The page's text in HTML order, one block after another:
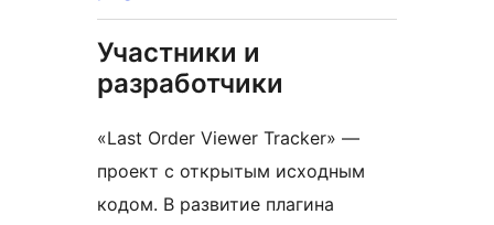
Участники и
разработчики
«Last Order Viewer Tracker» —
проект с открытым исходным
кодом. В развитие плагина